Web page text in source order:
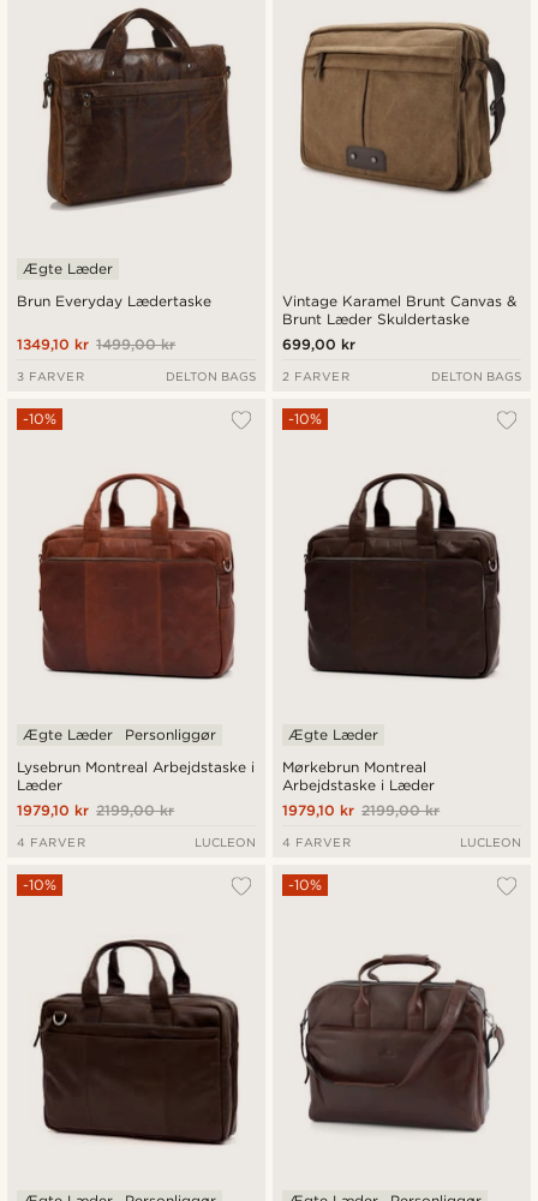
Brun Everyday Lædertaske
Ægte Læder
1499,00 kr
1349,10 kr
3 FARVER DELTON BAGS
Vintage Karamel Brunt Canvas &
Brunt Læder Skuldertaske
699,00 kr
2 FARVER DELTON BAGS
Lysebrun Montreal Arbejdstaske i
Læder
-10%
Ægte Læder Personliggør
2199,00 kr
1979,10 kr
4 FARVER LUCLEON
Mørkebrun Montreal
Arbejdstaske i Læder
-10%
Ægte Læder
2199,00 kr
1979,10 kr
4 FARVER LUCLEON
-10% -10%